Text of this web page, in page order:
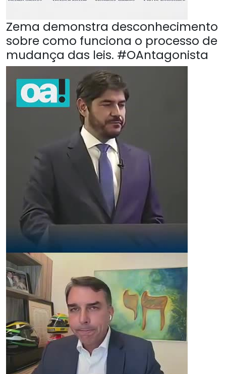
Zema demonstra desconhecimento
sobre como funciona o processo de
mudança das leis. #OAntagonista